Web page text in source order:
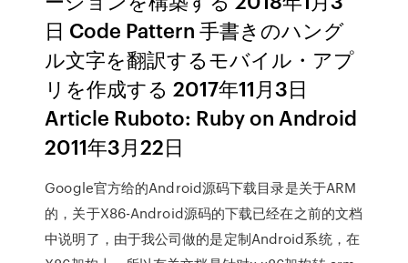
日 Code Pattern 手書きのハング
ル文字を翻訳するモバイル・アプ
リを作成する 2017年11月3日
Article Ruboto: Ruby on Android
2011年3月22日
Google官方给的Android源码下载目录是关于ARM
的，关于X86-Android源码的下载已经在之前的文档
中说明了，由于我公司做的是定制Android系统，在